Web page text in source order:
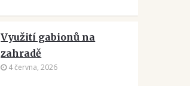
Využití gabionů na
zahradě
4 června, 2026